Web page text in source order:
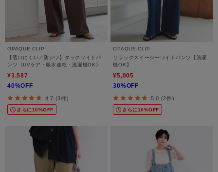
OPAQUE.CLIP
【透けにくい／防シワ】タックワイドパ
ンツ《UVケア・吸水速乾・洗濯機OK》
¥3,587
40%OFF
4.7 (3件)
さらに10%OFF
OPAQUE.CLIP
リラックスイージーワイドパンツ【洗濯
機OK】
¥5,005
30%OFF
5.0 (2件)
さらに10%OFF